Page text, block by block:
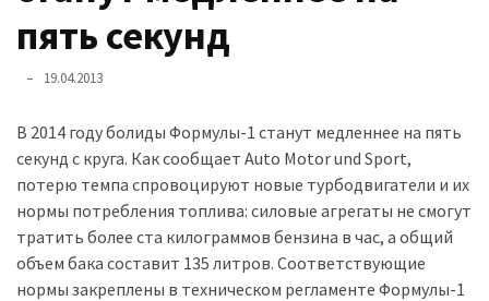
представила
найсучасніші
Нова
Honda
Prelude:
гібридний
камбек
пять секунд
19.04.2013
В 2014 году болиды Формулы-1 станут медленнее на пять
секунд с круга. Как сообщает Auto Motor und Sport,
потерю темпа спровоцируют новые турбодвигатели и их
нормы потребления топлива: силовые агрегаты не смогут
тратить более ста килограммов бензина в час, а общий
объем бака составит 135 литров. Соответствующие
нормы закреплены в техническом регламенте Формулы-1